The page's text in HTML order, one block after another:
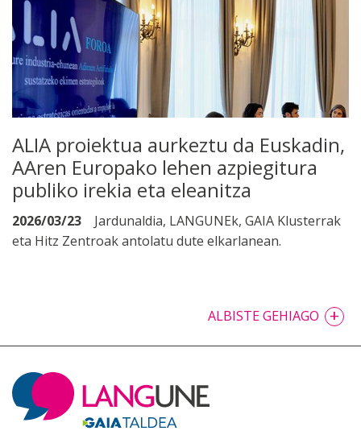
ALIA proiektua aurkeztu da Euskadin,
AAren Europako lehen azpiegitura
publiko irekia eta eleanitza
2026/03/23
Jardunaldia, LANGUNEk, GAIA Klusterrak
eta Hitz Zentroak antolatu dute elkarlanean.
ALBISTE GEHIAGO +